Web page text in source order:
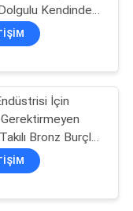
1
Kendinden
Kullanılmış Kalıp
İçin
Gerektirmeyen
Bronz Burçlar